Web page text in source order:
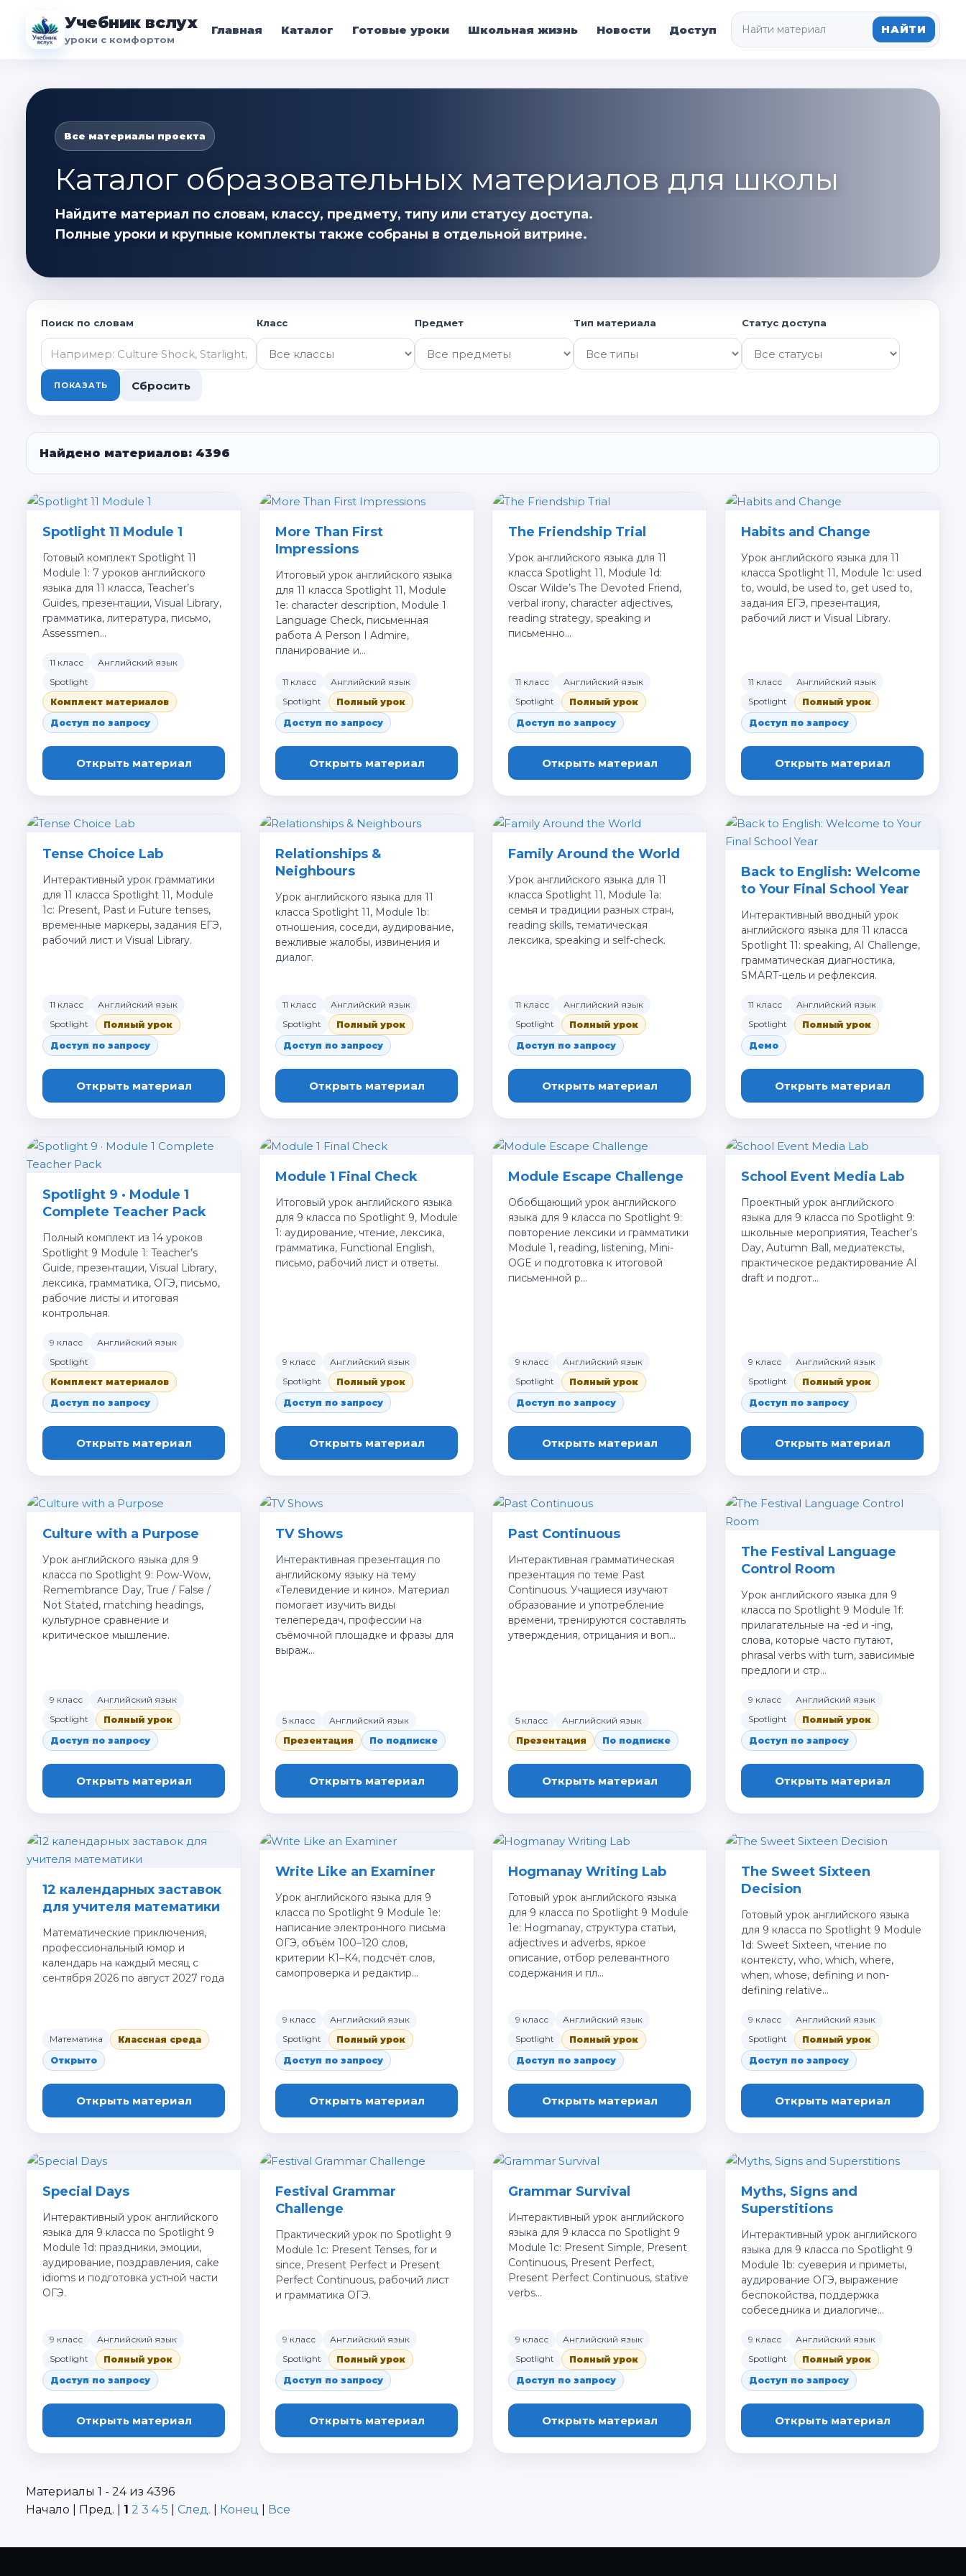
Учебник вслух
уроки с комфортом
Главная Каталог Готовые уроки Школьная жизнь Новости Доступ НАЙТИ
Все материалы проекта
Каталог образовательных материалов для школы
Найдите материал по словам, классу, предмету, типу или статусу доступа.
Полные уроки и крупные комплекты также собраны в отдельной витрине.
Поиск по словам Класс Предмет Тип материала Статус доступа
ПОКАЗАТЬ Сбросить
Найдено материалов: 4396
Spotlight 11 Module 1
Готовый комплект Spotlight 11
Module 1: 7 уроков английского
языка для 11 класса, Teacher’s
Guides, презентации, Visual Library,
грамматика, литература, письмо,
Assessmen…
11 класс
Английский язык
Spotlight
Комплект материалов
Доступ по запросу
Открыть материал
More Than First
Impressions
Итоговый урок английского языка
для 11 класса Spotlight 11, Module
1e: character description, Module 1
Language Check, письменная
работа A Person I Admire,
планирование и…
11 класс
Английский язык
Spotlight
Полный урок
Доступ по запросу
Открыть материал
The Friendship Trial
Урок английского языка для 11
класса Spotlight 11, Module 1d:
Oscar Wilde’s The Devoted Friend,
verbal irony, character adjectives,
reading strategy, speaking и
письменно…
11 класс
Английский язык
Spotlight
Полный урок
Доступ по запросу
Открыть материал
Habits and Change
Урок английского языка для 11
класса Spotlight 11, Module 1c: used
to, would, be used to, get used to,
задания ЕГЭ, презентация,
рабочий лист и Visual Library.
11 класс
Английский язык
Spotlight
Полный урок
Доступ по запросу
Открыть материал
Tense Choice Lab
Интерактивный урок грамматики
для 11 класса Spotlight 11, Module
1c: Present, Past и Future tenses,
временные маркеры, задания ЕГЭ,
рабочий лист и Visual Library.
11 класс
Английский язык
Spotlight
Полный урок
Доступ по запросу
Открыть материал
Relationships &
Neighbours
Урок английского языка для 11
класса Spotlight 11, Module 1b:
отношения, соседи, аудирование,
вежливые жалобы, извинения и
диалог.
11 класс
Английский язык
Spotlight
Полный урок
Доступ по запросу
Открыть материал
Family Around the World
Урок английского языка для 11
класса Spotlight 11, Module 1a:
семья и традиции разных стран,
reading skills, тематическая
лексика, speaking и self-check.
11 класс
Английский язык
Spotlight
Полный урок
Доступ по запросу
Открыть материал
Back to English: Welcome
to Your Final School Year
Интерактивный вводный урок
английского языка для 11 класса
Spotlight 11: speaking, AI Challenge,
грамматическая диагностика,
SMART-цель и рефлексия.
11 класс
Английский язык
Spotlight
Полный урок
Демо
Открыть материал
Spotlight 9 · Module 1
Complete Teacher Pack
Полный комплект из 14 уроков
Spotlight 9 Module 1: Teacher’s
Guide, презентации, Visual Library,
лексика, грамматика, ОГЭ, письмо,
рабочие листы и итоговая
контрольная.
9 класс
Английский язык
Spotlight
Комплект материалов
Доступ по запросу
Открыть материал
Module 1 Final Check
Итоговый урок английского языка
для 9 класса по Spotlight 9, Module
1: аудирование, чтение, лексика,
грамматика, Functional English,
письмо, рабочий лист и ответы.
9 класс
Английский язык
Spotlight
Полный урок
Доступ по запросу
Открыть материал
Module Escape Challenge
Обобщающий урок английского
языка для 9 класса по Spotlight 9:
повторение лексики и грамматики
Module 1, reading, listening, Mini-
OGE и подготовка к итоговой
письменной р…
9 класс
Английский язык
Spotlight
Полный урок
Доступ по запросу
Открыть материал
School Event Media Lab
Проектный урок английского
языка для 9 класса по Spotlight 9:
школьные мероприятия, Teacher’s
Day, Autumn Ball, медиатексты,
практическое редактирование AI
draft и подгот…
9 класс
Английский язык
Spotlight
Полный урок
Доступ по запросу
Открыть материал
Culture with a Purpose
Урок английского языка для 9
класса по Spotlight 9: Pow-Wow,
Remembrance Day, True / False /
Not Stated, matching headings,
культурное сравнение и
критическое мышление.
9 класс
Английский язык
Spotlight
Полный урок
Доступ по запросу
Открыть материал
TV Shows
Интерактивная презентация по
английскому языку на тему
«Телевидение и кино». Материал
помогает изучить виды
телепередач, профессии на
съёмочной площадке и фразы для
выраж…
5 класс
Английский язык
Презентация
По подписке
Открыть материал
Past Continuous
Интерактивная грамматическая
презентация по теме Past
Continuous. Учащиеся изучают
образование и употребление
времени, тренируются составлять
утверждения, отрицания и воп…
5 класс
Английский язык
Презентация
По подписке
Открыть материал
The Festival Language
Control Room
Урок английского языка для 9
класса по Spotlight 9 Module 1f:
прилагательные на -ed и -ing,
слова, которые часто путают,
phrasal verbs with turn, зависимые
предлоги и стр…
9 класс
Английский язык
Spotlight
Полный урок
Доступ по запросу
Открыть материал
12 календарных заставок
для учителя математики
Математические приключения,
профессиональный юмор и
календарь на каждый месяц с
сентября 2026 по август 2027 года
Математика
Классная среда
Открыто
Открыть материал
Write Like an Examiner
Урок английского языка для 9
класса по Spotlight 9 Module 1e:
написание электронного письма
ОГЭ, объём 100–120 слов,
критерии К1–К4, подсчёт слов,
самопроверка и редактир…
9 класс
Английский язык
Spotlight
Полный урок
Доступ по запросу
Открыть материал
Hogmanay Writing Lab
Готовый урок английского языка
для 9 класса по Spotlight 9 Module
1e: Hogmanay, структура статьи,
adjectives и adverbs, яркое
описание, отбор релевантного
содержания и пл…
9 класс
Английский язык
Spotlight
Полный урок
Доступ по запросу
Открыть материал
The Sweet Sixteen
Decision
Готовый урок английского языка
для 9 класса по Spotlight 9 Module
1d: Sweet Sixteen, чтение по
контексту, who, which, where,
when, whose, defining и non-
defining relative…
9 класс
Английский язык
Spotlight
Полный урок
Доступ по запросу
Открыть материал
Special Days
Интерактивный урок английского
языка для 9 класса по Spotlight 9
Module 1d: праздники, эмоции,
аудирование, поздравления, cake
idioms и подготовка устной части
ОГЭ.
9 класс
Английский язык
Spotlight
Полный урок
Доступ по запросу
Открыть материал
Festival Grammar
Challenge
Практический урок по Spotlight 9
Module 1c: Present Tenses, for и
since, Present Perfect и Present
Perfect Continuous, рабочий лист
и грамматика ОГЭ.
9 класс
Английский язык
Spotlight
Полный урок
Доступ по запросу
Открыть материал
Grammar Survival
Интерактивный урок английского
языка для 9 класса по Spotlight 9
Module 1c: Present Simple, Present
Continuous, Present Perfect,
Present Perfect Continuous, stative
verbs…
9 класс
Английский язык
Spotlight
Полный урок
Доступ по запросу
Открыть материал
Myths, Signs and
Superstitions
Интерактивный урок английского
языка для 9 класса по Spotlight 9
Module 1b: суеверия и приметы,
аудирование ОГЭ, выражение
беспокойства, поддержка
собеседника и диалогиче…
9 класс
Английский язык
Spotlight
Полный урок
Доступ по запросу
Открыть материал
Материалы 1 - 24 из 4396
Начало | Пред. | 1 2 3 4 5 След. Конец Все